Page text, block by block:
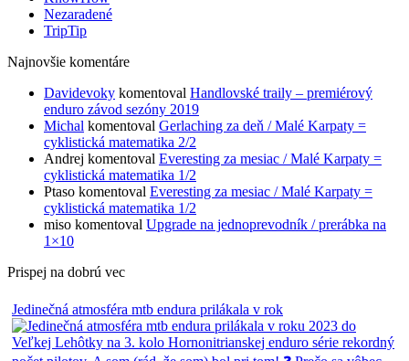
Nezaradené
TripTip
Najnovšie komentáre
Davidevoky komentoval Handlovské traily – premiérový
enduro závod sezóny 2019
Michal komentoval Gerlaching za deň / Malé Karpaty =
cyklistická matematika 2/2
Andrej komentoval Everesting za mesiac / Malé Karpaty =
cyklistická matematika 1/2
Ptaso komentoval Everesting za mesiac / Malé Karpaty =
cyklistická matematika 1/2
miso komentoval Upgrade na jednoprevodník / prerábka na
1×10
Prispej na dobrú vec
Jedinečná atmosféra mtb endura prilákala v rok